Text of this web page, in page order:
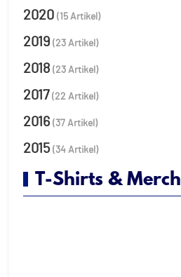
2020 (15 Artikel)
2019 (23 Artikel)
2018 (23 Artikel)
2017 (22 Artikel)
2016 (37 Artikel)
2015 (34 Artikel)
T-Shirts & Merch